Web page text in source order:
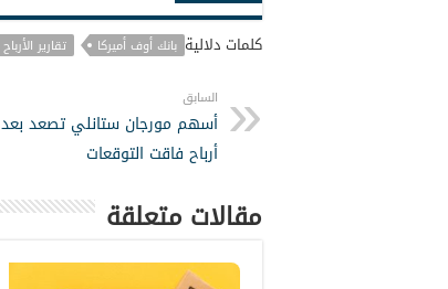
كلمات دلالية بانك أوف أميركا تقارير الأرباح
السابق
أسهم مورجان ستانلي تصعد بعد
أرباح فاقت التوقعات
مقالات متعلقة